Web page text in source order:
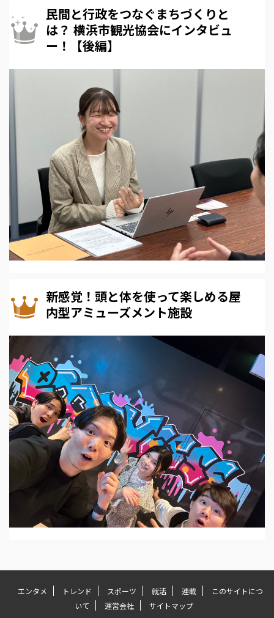
民間と行政をつなぐまちづくりと
は？ 横浜市観光協会にインタビュ
ー！【後編】
新感覚！頭と体を使って楽しめる屋
内型アミューズメント施設
エンタメ トレンド スポーツ 就活 連載
このサイトにつ
いて
運営会社 サイトマップ